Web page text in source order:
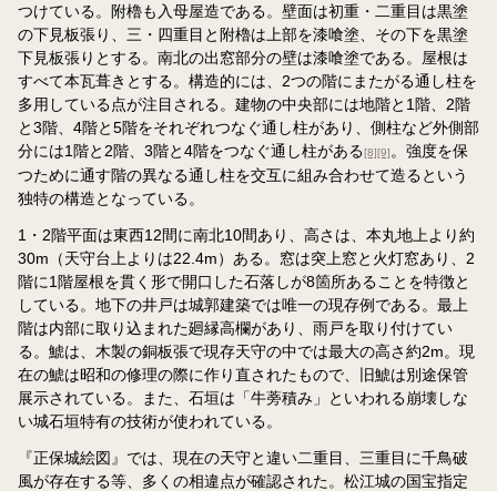
つけている。附櫓も入母屋造である。壁面は初重・二重目は黒塗
の下見板張り、三・四重目と附櫓は上部を漆喰塗、その下を黒塗
下見板張りとする。南北の出窓部分の壁は漆喰塗である。屋根は
すべて本瓦葺きとする。構造的には、2つの階にまたがる通し柱を
多用している点が注目される。建物の中央部には地階と1階、2階
と3階、4階と5階をそれぞれつなぐ通し柱があり、側柱など外側部
分には1階と2階、3階と4階をつなぐ通し柱がある[8][9] 。強度を保
つために通す階の異なる通し柱を交互に組み合わせて造るという
独特の構造となっている。
1・2階平面は東西12間に南北10間あり、高さは、本丸地上より約
30m（天守台上よりは22.4m）ある。窓は突上窓と火灯窓あり、2
階に1階屋根を貫く形で開口した石落しが8箇所あることを特徴と
している。地下の井戸は城郭建築では唯一の現存例である。最上
階は内部に取り込まれた廻縁高欄があり、雨戸を取り付けてい
る。鯱は、木製の銅板張で現存天守の中では最大の高さ約2m。現
在の鯱は昭和の修理の際に作り直されたもので、旧鯱は別途保管
展示されている。また、石垣は「牛蒡積み」といわれる崩壊しな
い城石垣特有の技術が使われている。
『正保城絵図』では、現在の天守と違い二重目、三重目に千鳥破
風が存在する等、多くの相違点が確認された。松江城の国宝指定